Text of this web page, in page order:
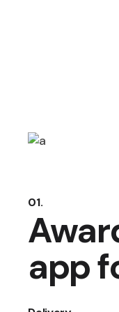
01.
app